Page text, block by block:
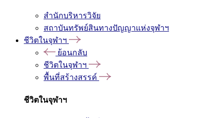
สำนักบริหารวิจัย
สถาบันทรัพย์สินทางปัญญาแห่งจุฬาฯ
ชีวิตในจุฬาฯ
ย้อนกลับ
ชีวิตในจุฬาฯ
พื้นที่สร้างสรรค์
ชีวิตในจุฬาฯ